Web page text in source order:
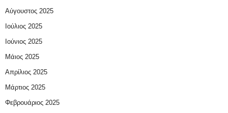
Αύγουστος 2025
Ιούλιος 2025
Ιούνιος 2025
Μάιος 2025
Απρίλιος 2025
Μάρτιος 2025
Φεβρουάριος 2025